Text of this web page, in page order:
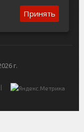
г.
Принять